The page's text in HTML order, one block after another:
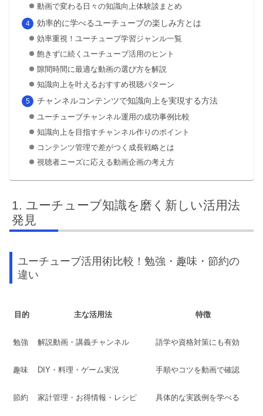
動画で変わる日々の知識向上体験談まとめ
効率的に学べるユーチューブの楽しみ方とは
効率重視！ユーチューブ学習ジャンル一覧
飽きずに続くユーチューブ活用のヒント
隙間時間に最適な動画の選び方を解説
知識向上を叶えるおすすめ視聴パターン
チャンネルコンテンツで知識向上を実現する方法
ユーチューブチャンネル運用の成功事例比較
知識向上を目指すチャンネル作りのポイント
コンテンツ管理で差がつく成長戦略とは
視聴者ニーズに応える動画企画の考え方
ユーチューブ知識を磨く新しい活用法
発見
ユーチューブ活用術比較！勉強・趣味・節約の
違い
目的 主な活用法 特徴
勉強 解説動画・講義チャンネル 語学や資格対策にも有効
趣味 DIY・料理・ゲーム実況 手順やコツを動画で確認
節約 家計管理・お得情報・レシピ 具体的な実践例を学べる